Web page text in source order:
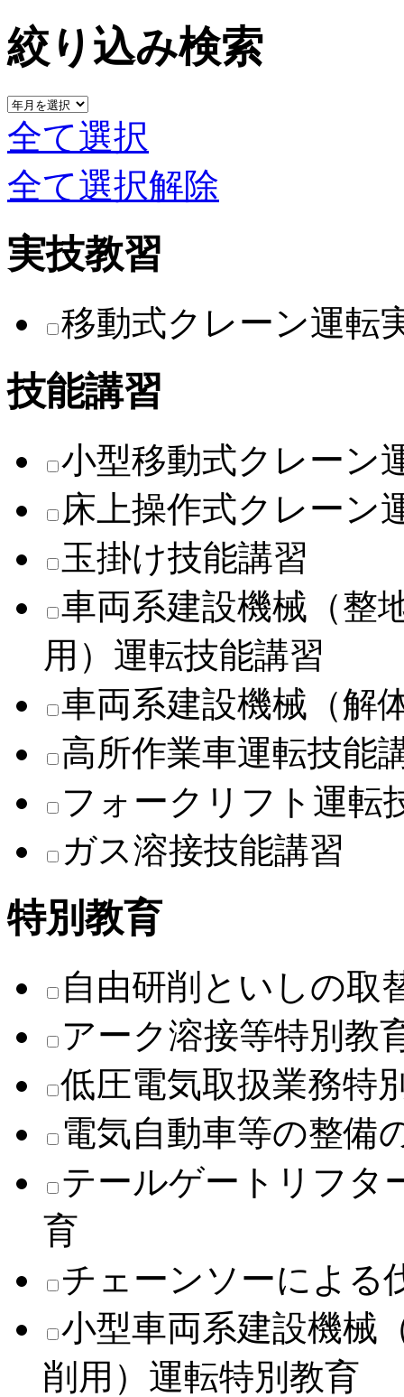
絞り込み検索
全て選択
全て選択解除
実技教習
移動式クレーン運転
技能講習
小型移動式クレーン
床上操作式クレーン
玉掛け技能講習
車両系建設機械（整
用）運転技能講習
車両系建設機械（解
高所作業車運転技能
フォークリフト運転
ガス溶接技能講習
特別教育
自由研削といしの取
アーク溶接等特別教
低圧電気取扱業務特
電気自動車等の整備
テールゲートリフタ
育
チェーンソーによる
小型車両系建設機械
削用）運転特別教育